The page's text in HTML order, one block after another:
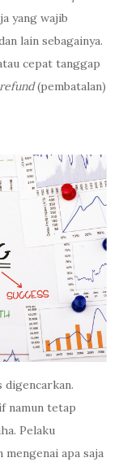
yang wajib
lain sebagainya.
cepat tanggap
refund(pembatalan)
digencarkan.
namun tetap
Pelaku
apa saja